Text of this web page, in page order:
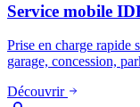
Service mobile
Prise en charge rapide
garage, concession,
Découvrir